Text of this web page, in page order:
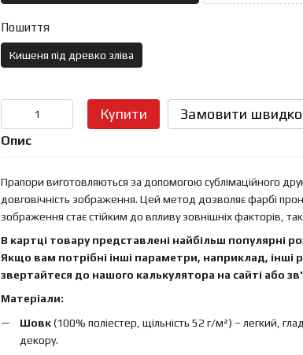
Пошиття
Кишеня під древко зліва
Купити Замовити швидко
Опис
Прапори виготовляються за допомогою сублімаційного
довговічність зображення. Цей метод дозволяє фарбі
зображення стає стійким до впливу зовнішніх факторів,
В картці товару представлені найбільш популярні
Якщо вам потрібні інші параметри, наприклад, інші
звертайтеся до нашого калькулятора на сайті або
Матеріали:
Шовк(100% поліестер, щільність 52 г/м²) – легкий,
декору.